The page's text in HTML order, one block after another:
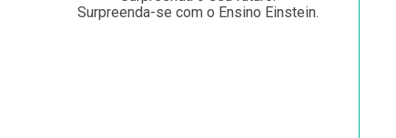
Surpreenda-se com o Ensino Einstein.